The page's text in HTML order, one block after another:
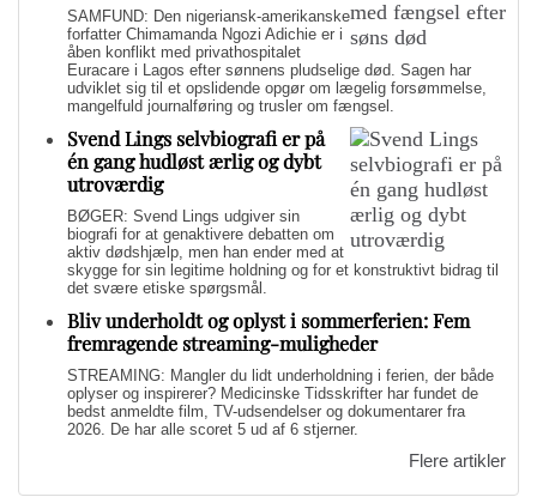
SAMFUND: Den nigeriansk-amerikanske
forfatter Chimamanda Ngozi Adichie er i
åben konflikt med privathospitalet
Euracare i Lagos efter sønnens pludselige død. Sagen har
udviklet sig til et opslidende opgør om lægelig forsømmelse,
mangelfuld journalføring og trusler om fængsel.
Svend Lings selvbiografi er på
én gang hudløst ærlig og dybt
utroværdig
BØGER: Svend Lings udgiver sin
biografi for at genaktivere debatten om
aktiv dødshjælp, men han ender med at
skygge for sin legitime holdning og for et konstruktivt bidrag til
det svære etiske spørgsmål.
Bliv underholdt og oplyst i sommerferien: Fem
fremragende streaming-muligheder
STREAMING: Mangler du lidt underholdning i ferien, der både
oplyser og inspirerer? Medicinske Tidsskrifter har fundet de
bedst anmeldte film, TV-udsendelser og dokumentarer fra
2026. De har alle scoret 5 ud af 6 stjerner.
Flere artikler